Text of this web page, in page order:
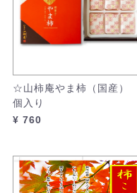
☆山柿庵やま柿（国産）
個入り
¥ 760